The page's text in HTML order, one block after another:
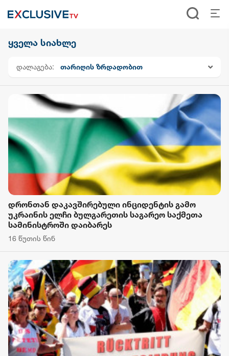
ყველა სიახლე
დალაგება: თარიღის ზრდადობით
დრონთან დაკავშირებული ინციდენტის გამო
უკრაინის ელჩი ბულგარეთის საგარეო საქმეთა
სამინისტროში დაიბარეს
16 წუთის წინ